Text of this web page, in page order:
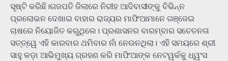
ସୃଷ୍ଟି କରିଛି।ଗଜପତି ଜିଲାରେ ନିରୀହ ଆଦିବାସୀଙ୍କୁ ବିଭିନ୍ନ
ପ୍ରଲୋଭନ ଦେଖାଇ ବାହାର ରାଜ୍ୟର ମାଫିଆମାନେ ଗଞ୍ଜେଇ
ଚାଷରେ ନିୟୋଜିତ କରୁଥିଲେ। ପ୍ରଶାସନର ବାରମ୍ବାର ସଚେତନତା
ସତ୍ତ୍ୱେ ଏହି କାରବାର ଥମିବାର ନାଁ ନେଉନଥିଲା। ଏହି ସମୟରେ ଶ୍ରୀ
ସାହୁ କଡ଼ା ଆଭିମୁଖ୍ୟ ଗ୍ରହଣ କରି ମାଫିଆଙ୍କ ନେଟୱର୍କକୁ ଧ୍ୱଂସ